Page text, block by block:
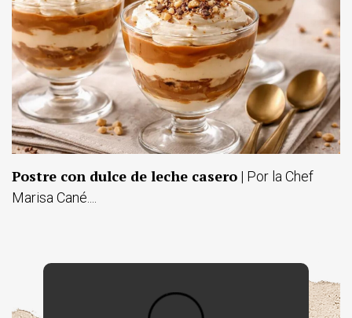
Postre con dulce de leche casero | Por la Chef
Marisa Cané....